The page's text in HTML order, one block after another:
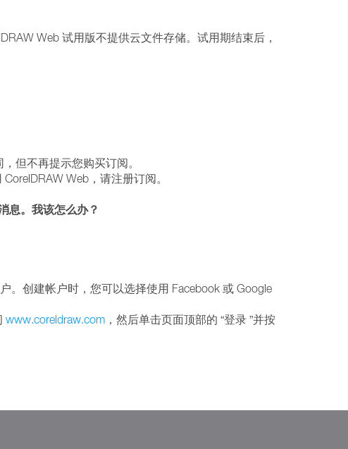
Web 试用版不提供云文件存储。试用期结束后，
但不再提示您购买订阅。
Web，请注册订阅。
息。我该怎么办？
。创建帐户时，您可以选择使用 Facebook 或 Google
www.coreldraw.com ，然后单击页面顶部的 “登录 ”并按